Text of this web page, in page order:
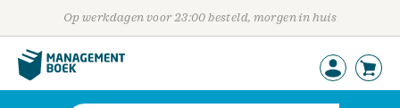
Op werkdagen voor 23:00 besteld, morgen in huis